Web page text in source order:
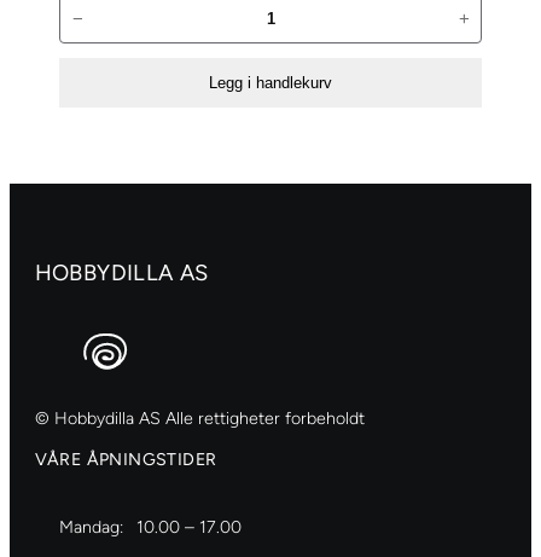
Elastisk
− +
Legg i handlekurv
HOBBYDILLA AS
© Hobbydilla AS Alle rettigheter forbeholdt
VÅRE ÅPNINGSTIDER
Mandag: 10.00 – 17.00